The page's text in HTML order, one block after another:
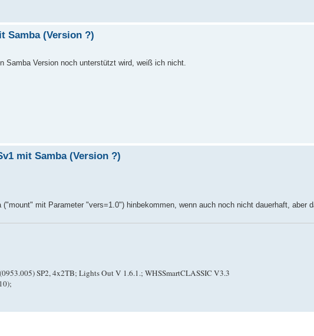
Samba (Version ?)
Samba Version noch unterstützt wird, weiß ich nicht.
mit Samba (Version ?)
mit Parameter "vers=1.0") hinbekommen, wenn auch noch nicht dauerhaft, aber
SP2, 4x2TB; Lights Out V 1.6.1.; WHSSmartCLASSIC V3.3